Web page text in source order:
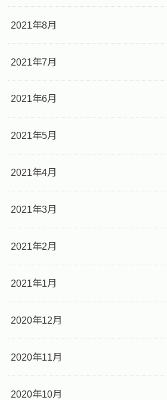
2021年8月
2021年7月
2021年6月
2021年5月
2021年4月
2021年3月
2021年2月
2021年1月
2020年12月
2020年11月
2020年10月